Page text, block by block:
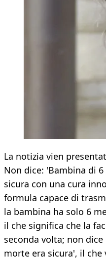
La notizia vien
Non dice: 'Bambina di
sicura con una cura
formula capace di
la bambina ha solo 6
il che significa che la
seconda volta; non
morte era sicura', il